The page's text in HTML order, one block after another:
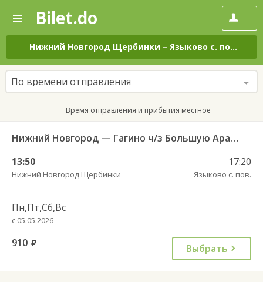
—
Поиск
и
покупка
билетов
на
автобус
онлайн
Bilet.do
Нижний Новгород Щербинки – Языково с. пов.
По времени отправления
Время отправления и прибытия местное
Нижний Новгород — Гагино ч/з Большую Арать 673
13:50
Нижний Новгород Щербинки
17:20
Языково с. пов.
Пн,Пт,Сб,Вс
с 05.05.2026
910 руб. Выбрать